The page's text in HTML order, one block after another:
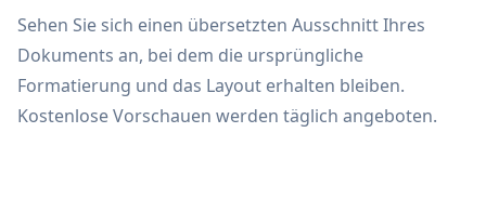
Sehen Sie sich einen übersetzten Ausschnitt Ihres
Dokuments an, bei dem die ursprüngliche
Formatierung und das Layout erhalten bleiben.
Kostenlose Vorschauen werden täglich angeboten.